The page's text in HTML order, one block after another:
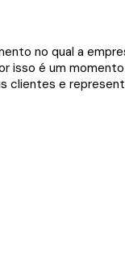
no qual a
é um
clientes e